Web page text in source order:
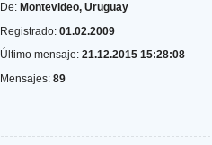
De: Montevideo, Uruguay
Registrado: 01.02.2009
Último mensaje: 21.12.2015 15:28:08
Mensajes: 89